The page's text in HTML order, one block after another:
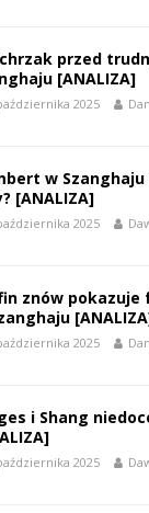
przed
[ANALIZA]
2025
w
[ANALIZA]
2025
znów
2025
i Shang
2025